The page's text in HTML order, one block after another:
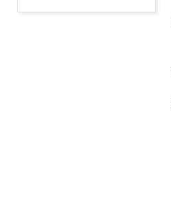
校园安全工作